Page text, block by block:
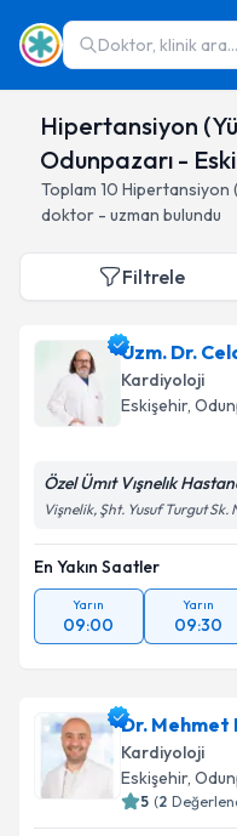
Doktor, klinik ara...
Hipertansiyon
Odunpazarı -
Toplam 10 Hipertansiyon
doktor - uzman bulundu
Filtrele
Uzm. Dr.
Kardiyoloji
Eskişehir,
Özel Ümıt Vışnelık
Vişnelik, Şht. Yusuf Turgut Sk.
En Yakın Saatler
Yarın
09:00
Yarın
09:30
Dr. Mehmet
Kardiyoloji
Eskişehir,
5 (2